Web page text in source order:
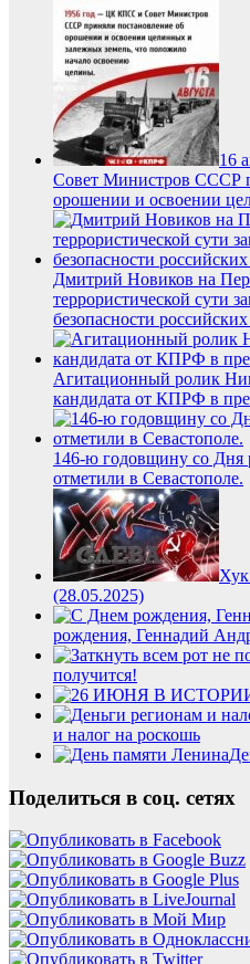
16
Совет Министров СССР
орошении и освоении
Дмитрий Новиков на
террористической сути
безопасности
Агитационный ролик
кандидата от КПРФ в
146-ю годовщину со
отметили в Севастополе.
Хук
(28.05.2025)
рождения, Геннадий
получится!
и налог на роскошь
Поделиться в соц. сетях